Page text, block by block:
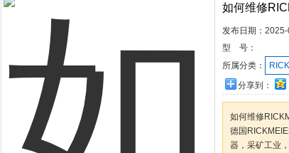
如何维修
发布日期：
型 号：
所属分类：
分享到：
如何维修
德国
器，采矿工业